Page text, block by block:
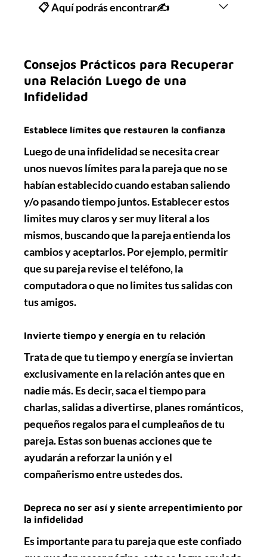
📋 Aquí podrás encontrar✍
Consejos Prácticos para Recuperar
una Relación Luego de una
Infidelidad
Establece límites que restauren la confianza
Luego de unainfidelidadse necesita crear
unosnuevos límitespara la pareja que no se
habían establecido cuando estaban saliendo
y/o pasando tiempo juntos. Establecer estos
limites muy claros y ser muy literal a los
mismos, buscando que la pareja entienda los
cambiosy aceptarlos. Por ejemplo, permitir
que su pareja revise el teléfono, la
computadora o que no limites tus salidas con
tus amigos.
Invierte tiempo y energía en tu relación
Trata de que tu tiempo y energía se inviertan
exclusivamenteen la relación antes que en
nadie más. Es decir, saca el tiempo para
charlas, salidas a divertirse, planes románticos,
pequeños regalos para el cumpleaños de tu
pareja. Estas son buenas acciones que te
ayudarán areforzarla unión y el
compañerismo entre ustedes dos.
Depreca no ser así y siente arrepentimiento por
la infidelidad
Es importante para tu pareja que este confiado